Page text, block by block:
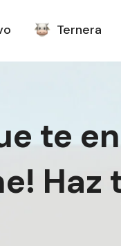
Ternera
te
Haz